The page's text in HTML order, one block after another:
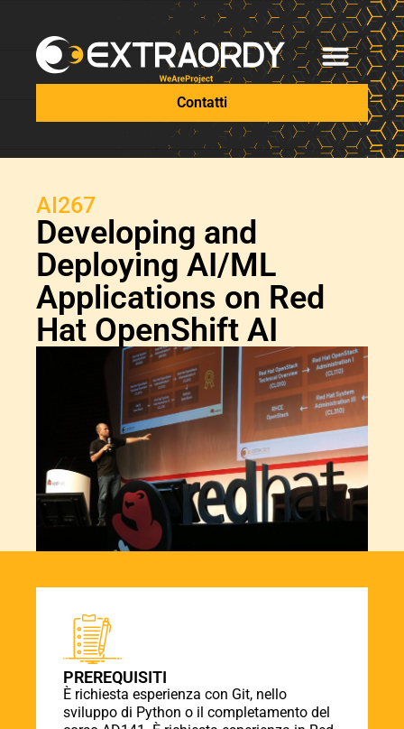
Contatti
AI267
Developing and
Deploying AI/ML
Applications on Red
Hat OpenShift AI
PREREQUISITI
È richiesta esperienza con Git, nello
sviluppo di Python o il completamento del